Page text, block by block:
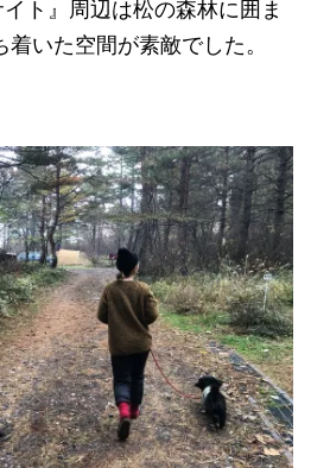
ト』周辺は松の森林に囲ま
いた空間が素敵でした。